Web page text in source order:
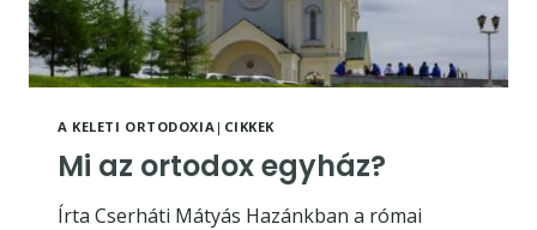
A KELETI ORTODOXIA | CIKKEK
Mi az ortodox egyház?
Írta Cserháti Mátyás Hazánkban a római